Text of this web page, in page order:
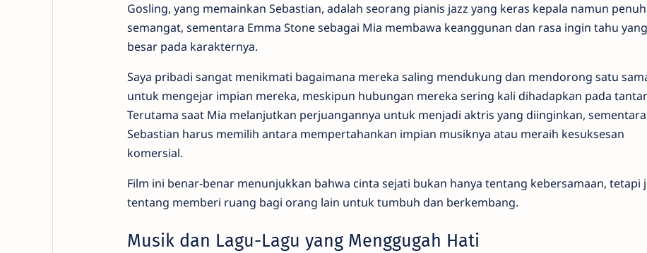
Gosling, yang memainkan Sebastian, adalah seorang pianis jazz yang keras kepala namun penuh
semangat, sementara Emma Stone sebagai Mia membawa keanggunan dan rasa ingin tahu yang
besar pada karakternya.
Saya pribadi sangat menikmati bagaimana mereka saling mendukung dan mendorong satu
untuk mengejar impian mereka, meskipun hubungan mereka sering kali dihadapkan pada
Terutama saat Mia melanjutkan perjuangannya untuk menjadi aktris yang diinginkan, sementara
Sebastian harus memilih antara mempertahankan impian musiknya atau meraih kesuksesan
komersial.
Film ini benar-benar menunjukkan bahwa cinta sejati bukan hanya tentang kebersamaan, tetapi
tentang memberi ruang bagi orang lain untuk tumbuh dan berkembang.
Musik dan Lagu-Lagu yang Menggugah Hati